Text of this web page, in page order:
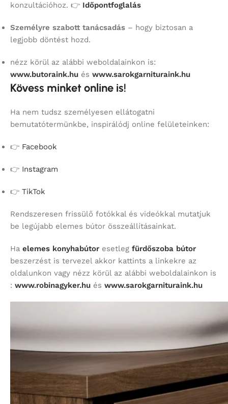
konzultációhoz. 👉 Időpontfoglalás
Személyre szabott tanácsadás – hogy biztosan a
legjobb döntést hozd.
nézz körül az alábbi weboldalainkon is:
www.butoraink.hu és www.sarokgarnituraink.hu
Kövess minket online is!
Ha nem tudsz személyesen ellátogatni
bemutatótermünkbe, inspirálódj online felületeinken:
👉 Facebook
👉 Instagram
👉 TikTok
Rendszeresen frissülő fotókkal és videókkal mutatjuk
be legújabb elemes bútor összeállításainkat.
Ha elemes konyhabútor esetleg fürdőszoba bútor
beszerzést is tervezel akkor kattints a linkekre az
oldalunkon vagy nézz körül az alábbi weboldalainkon is
: www.robinagyker.hu és www.sarokgarnituraink.hu